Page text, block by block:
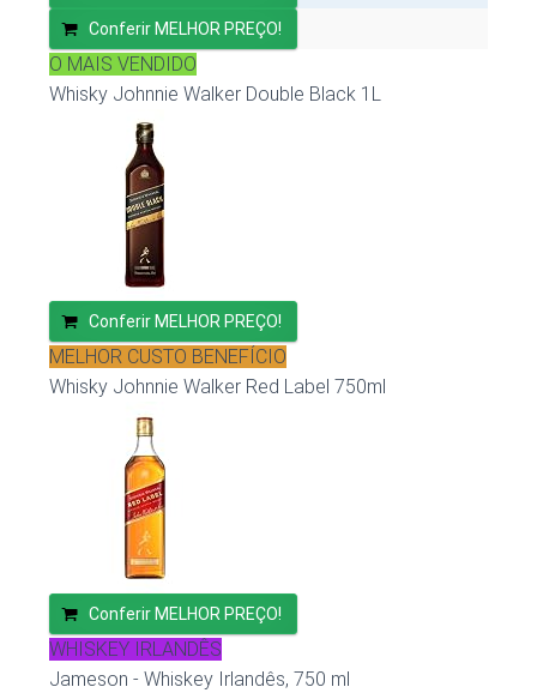
Conferir MELHOR PREÇO!
O MAIS VENDIDO
Whisky Johnnie Walker Double Black 1L
Conferir MELHOR PREÇO!
MELHOR CUSTO BENEFÍCIO
Whisky Johnnie Walker Red Label 750ml
Conferir MELHOR PREÇO!
WHISKEY IRLANDÊS
Jameson - Whiskey Irlandês, 750 ml